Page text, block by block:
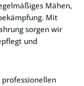
Mähen,
Mit
sorgen wir
und